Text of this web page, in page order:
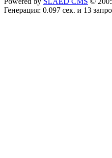
Генерация: 0.097 сек. и 13